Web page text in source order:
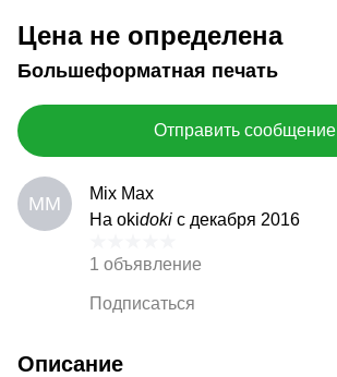
Цена не определена
Большеформатная печать
Отправить сообщение
MM
Mix Max
На okidoki с декабря 2016
1 объявление
Подписаться
Описание